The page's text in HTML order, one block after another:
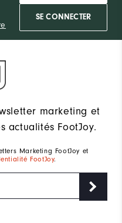
SE CONNECTER
marketing et
actualités FootJoy.
Marketing FootJoy et
FootJoy.